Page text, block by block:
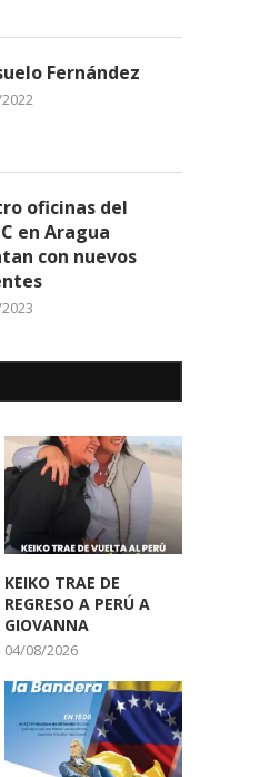
Fernández
oficinas del
en Aragua
con nuevos
KEIKO TRAE DE
REGRESO A PERÚ A
GIOVANNA
04/08/2026